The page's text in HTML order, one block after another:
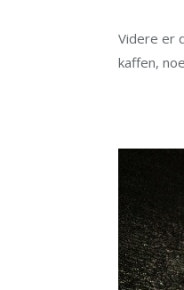
Videre er
kaffen,